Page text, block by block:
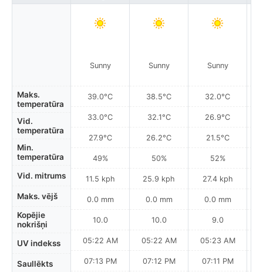
Maks.
temperatūra
Vid.
temperatūra
Min.
temperatūra
Vid. mitrums
Maks. vējš
Kopējie
nokrišņi
UV indekss
Saullēkts
Sunny
39.0°C
33.0°C
27.9°C
49%
11.5 kph
0.0 mm
10.0
05:22 AM
07:13 PM
Sunny
38.5°C
32.1°C
26.2°C
50%
25.9 kph
0.0 mm
10.0
05:22 AM
07:12 PM
Sunny
32.0°C
26.9°C
21.5°C
52%
27.4 kph
0.0 mm
9.0
05:23 AM
07:11 PM